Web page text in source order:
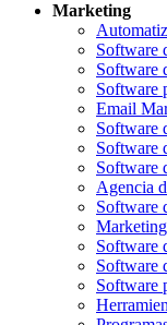
Marketing
Software
Software
Software
Email
Software
Software
Software
Agencia
Software
Software
Software
Software